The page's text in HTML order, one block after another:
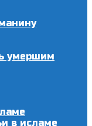
умершим
в исламе